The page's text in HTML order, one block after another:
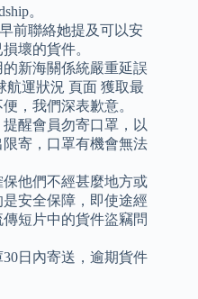
。
前聯絡她提及可以安
壞的貨件。
新海關係統嚴重延誤
航運狀況 頁面 獲取最
，我們深表歉意。
醒會員勿寄口罩，以
寄，口罩有機會無法
他們不經甚麼地方或
安全保障，即使途經
短片中的貨件盜竊問
日內寄送，逾期貨件